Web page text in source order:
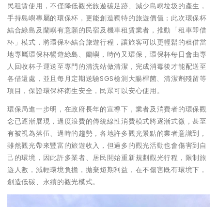
民租賃使用，不僅降低觀光旅遊碳足跡、減少島嶼垃圾的產生，
手持島嶼專屬的環保杯，更能創造獨特的旅遊價值；此次環保杯
結合綠島及蘭嶼有意願的民宿及機車租賃業者，推動「租車即借
杯」模式，將環保杯結合旅遊行程，讓旅客可以更輕鬆的租借當
地專屬環保杯暢遊綠島、蘭嶼，時尚又環保，環保杯每日會由專
人回收杯子運送至專門的清洗站做清潔，完成消毒後才能配送至
各借還處，並且每月定期送驗SGS檢測大腸桿菌、清潔劑殘留等
項目，保證環保杯衛生安全，民眾可以安心使用。
環保局進一步明，在政府長年的宣導下，業者及消費者的環保觀
念已逐漸展現，過度浪費的傳統線性消費模式將逐漸式微，甚至
有被視為落伍、過時的趨勢，各地許多觀光景點的業者意識到，
雖然觀光帶來豐富的旅遊收入，但過多的觀光活動也會傷害到自
己的環境，因此許多業者、居民開始重新規劃觀光行程，限制旅
遊人數，減輕環境負擔，拋棄短期利益，在不傷害既有環境下，
創造低碳、永續的觀光模式。